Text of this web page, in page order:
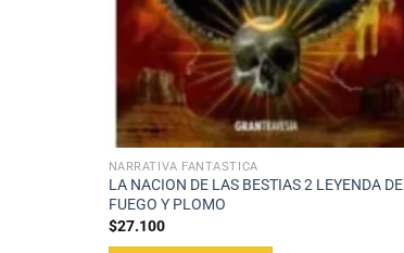
NARRATIVA FANTÁSTICA
LA NACION DE LAS BESTIAS 2 LEYENDA DE
FUEGO Y PLOMO
$27.100